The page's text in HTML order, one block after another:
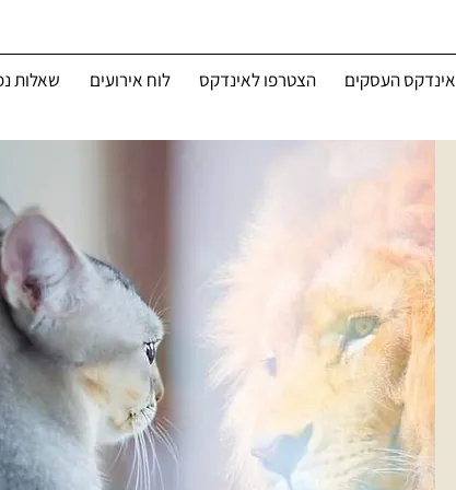
אינדקס העסקים הצטרפו לאינדקס לוח אירועים שאלות